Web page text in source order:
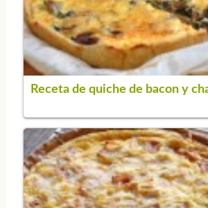
Receta de quiche de bacon y